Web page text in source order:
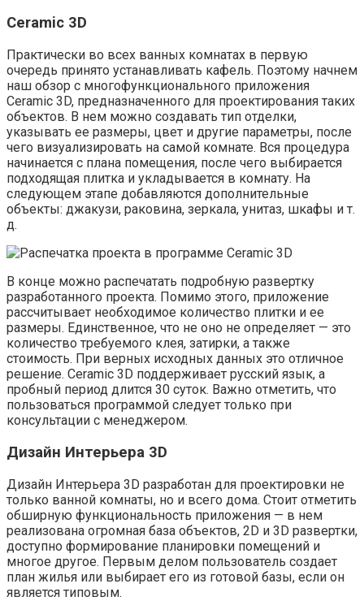
Ceramic 3D
Практически во всех ванных комнатах в первую
очередь принято устанавливать кафель. Поэтому начнем
наш обзор с многофункционального приложения
Ceramic 3D, предназначенного для проектирования таких
объектов. В нем можно создавать тип отделки,
указывать ее размеры, цвет и другие параметры, после
чего визуализировать на самой комнате. Вся процедура
начинается с плана помещения, после чего выбирается
подходящая плитка и укладывается в комнату. На
следующем этапе добавляются дополнительные
объекты: джакузи, раковина, зеркала, унитаз, шкафы и т.
д.
В конце можно распечатать подробную развертку
разработанного проекта. Помимо этого, приложение
рассчитывает необходимое количество плитки и ее
размеры. Единственное, что не оно не определяет — это
количество требуемого клея, затирки, а также
стоимость. При верных исходных данных это отличное
решение. Ceramic 3D поддерживает русский язык, а
пробный период длится 30 суток. Важно отметить, что
пользоваться программой следует только при
консультации с менеджером.
Дизайн Интерьера 3D
Дизайн Интерьера 3D разработан для проектировки не
только ванной комнаты, но и всего дома. Стоит отметить
обширную функциональность приложения — в нем
реализована огромная база объектов, 2D и 3D развертки,
доступно формирование планировки помещений и
многое другое. Первым делом пользователь создает
план жилья или выбирает его из готовой базы, если он
является типовым.